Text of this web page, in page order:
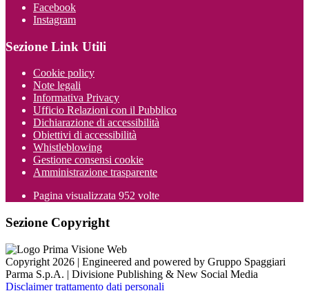
Facebook
Instagram
Sezione Link Utili
Cookie policy
Note legali
Informativa Privacy
Ufficio Relazioni con il Pubblico
Dichiarazione di accessibilità
Obiettivi di accessibilità
Whistleblowing
Gestione consensi cookie
Amministrazione trasparente
Pagina visualizzata 952 volte
Sezione Copyright
Copyright 2026 | Engineered and powered by Gruppo Spaggiari
Parma S.p.A. | Divisione Publishing & New Social Media
Disclaimer trattamento dati personali